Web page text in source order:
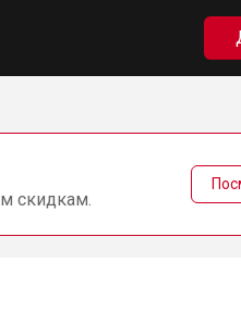
скидкам.